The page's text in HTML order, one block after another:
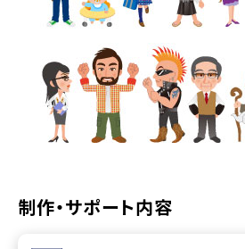
制作・サポート内容